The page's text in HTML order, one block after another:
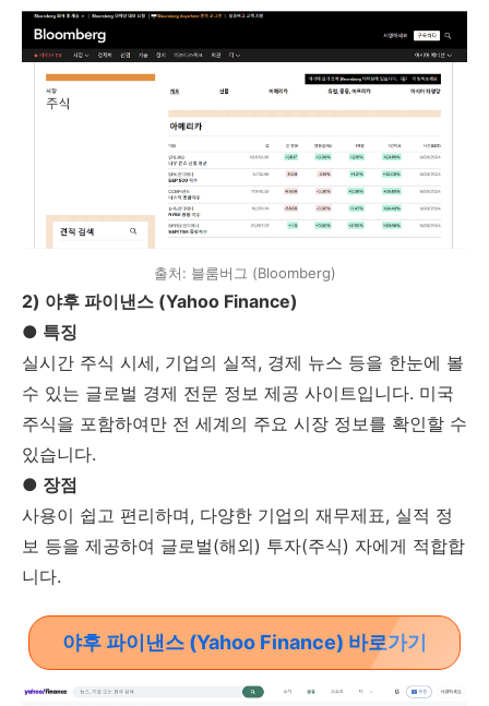
출처: 블룸버그 (Bloomberg)
2) 야후 파이낸스 (Yahoo Finance)
● 특징
실시간 주식 시세, 기업의 실적, 경제 뉴스 등을 한눈에 볼
수 있는 글로벌 경제 전문 정보 제공 사이트입니다. 미국
주식을 포함하여만 전 세계의 주요 시장 정보를 확인할 수
있습니다.
● 장점
사용이 쉽고 편리하며, 다양한 기업의 재무제표, 실적 정
보 등을 제공하여 글로벌(해외) 투자(주식) 자에게 적합합
니다.
야후 파이낸스 (Yahoo Finance) 바로가기